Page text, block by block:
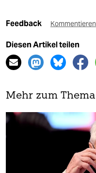
Feedback Kommentieren
Diesen Artikel teilen
Mehr zum Thema